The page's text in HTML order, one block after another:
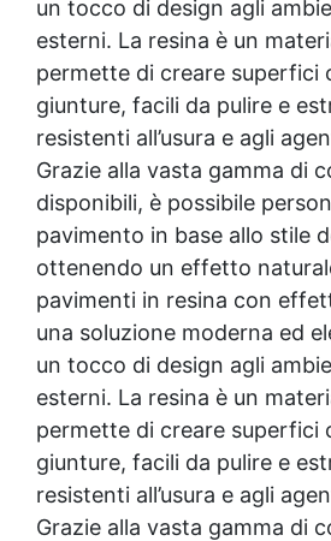
un tocco di design agli
esterni. La resina è un
permette di creare superfici
giunture, facili da pulire e
resistenti all’usura e agli
Grazie alla vasta gamma di
disponibili, è possibile
pavimento in base allo stile
ottenendo un effetto
pavimenti in resina con
una soluzione moderna ed
un tocco di design agli
esterni. La resina è un
permette di creare superfici
giunture, facili da pulire e
resistenti all’usura e agli
Grazie alla vasta gamma di